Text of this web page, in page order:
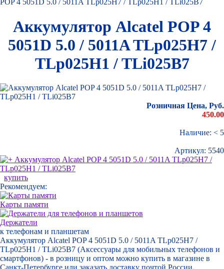
POP 4 5051D 5.0 / 5011A TLp025H7 / TLp025H1 / TLi025B7
Аккумулятор Alcatel POP 4
5051D 5.0 / 5011A TLp025H7 /
TLp025H1 / TLi025B7
Розничная Цена, Руб.
450.00
Наличие: < 5
Артикул: 5540
купить
Рекомендуем:
Карты памяти
Держатели
к телефонам и планшетам
Аккумулятор Alcatel POP 4 5051D 5.0 / 5011A TLp025H7 /
TLp025H1 / TLi025B7 (Аксессуары для мобильных телефонов и
смартфонов) - в розницу и оптом можно купить в магазине в